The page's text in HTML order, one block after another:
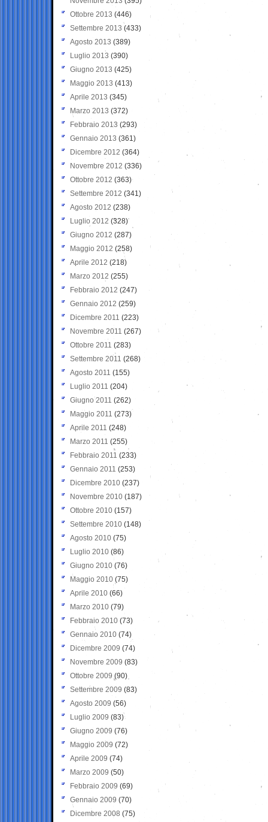
Ottobre 2013 (446)
Settembre 2013 (433)
Agosto 2013 (389)
Luglio 2013 (390)
Giugno 2013 (425)
Maggio 2013 (413)
Aprile 2013 (345)
Marzo 2013 (372)
Febbraio 2013 (293)
Gennaio 2013 (361)
Dicembre 2012 (364)
Novembre 2012 (336)
Ottobre 2012 (363)
Settembre 2012 (341)
Agosto 2012 (238)
Luglio 2012 (328)
Giugno 2012 (287)
Maggio 2012 (258)
Aprile 2012 (218)
Marzo 2012 (255)
Febbraio 2012 (247)
Gennaio 2012 (259)
Dicembre 2011 (223)
Novembre 2011 (267)
Ottobre 2011 (283)
Settembre 2011 (268)
Agosto 2011 (155)
Luglio 2011 (204)
Giugno 2011 (262)
Maggio 2011 (273)
Aprile 2011 (248)
Marzo 2011 (255)
Febbraio 2011 (233)
Gennaio 2011 (253)
Dicembre 2010 (237)
Novembre 2010 (187)
Ottobre 2010 (157)
Settembre 2010 (148)
Agosto 2010 (75)
Luglio 2010 (86)
Giugno 2010 (76)
Maggio 2010 (75)
Aprile 2010 (66)
Marzo 2010 (79)
Febbraio 2010 (73)
Gennaio 2010 (74)
Dicembre 2009 (74)
Novembre 2009 (83)
Ottobre 2009 (90)
Settembre 2009 (83)
Agosto 2009 (56)
Luglio 2009 (83)
Giugno 2009 (76)
Maggio 2009 (72)
Aprile 2009 (74)
Marzo 2009 (50)
Febbraio 2009 (69)
Gennaio 2009 (70)
Dicembre 2008 (75)